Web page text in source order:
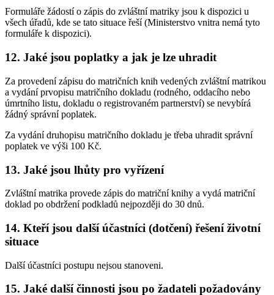
Formuláře žádostí o zápis do zvláštní matriky jsou k dispozici u
všech úřadů, kde se tato situace řeší (Ministerstvo vnitra nemá tyto
formuláře k dispozici).
12. Jaké jsou poplatky a jak je lze uhradit
Za provedení zápisu do matričních knih vedených zvláštní matrikou
a vydání prvopisu matričního dokladu (rodného, oddacího nebo
úmrtního listu, dokladu o registrovaném partnerství) se nevybírá
žádný správní poplatek.
Za vydání druhopisu matričního dokladu je třeba uhradit správní
poplatek ve výši 100 Kč.
13. Jaké jsou lhůty pro vyřízení
Zvláštní matrika provede zápis do matriční knihy a vydá matriční
doklad po obdržení podkladů nejpozději do 30 dnů.
14. Kteří jsou další účastníci (dotčení) řešení životní
situace
Další účastníci postupu nejsou stanoveni.
15. Jaké další činnosti jsou po žadateli požadovány